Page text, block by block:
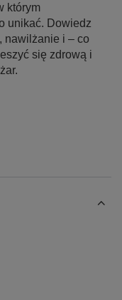
którym
unikać. Dowiedz
nawilżanie i – co
się zdrową i